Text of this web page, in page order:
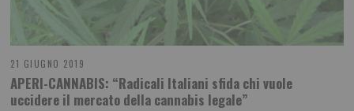
21 GIUGNO 2019
APERI-CANNABIS: “Radicali Italiani sfida chi vuole
uccidere il mercato della cannabis legale”